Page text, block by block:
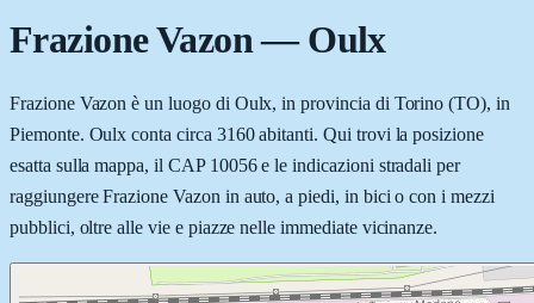
Frazione Vazon—Oulx
Frazione Vazon è un luogo di Oulx, in provincia di Torino (TO), in
Piemonte. Oulx conta circa 3160 abitanti. Qui trovi la posizione
esatta sulla mappa, il CAP 10056 e le indicazioni stradali per
raggiungere Frazione Vazon in auto, a piedi, in bici o con i mezzi
pubblici, oltre alle vie e piazze nelle immediate vicinanze.